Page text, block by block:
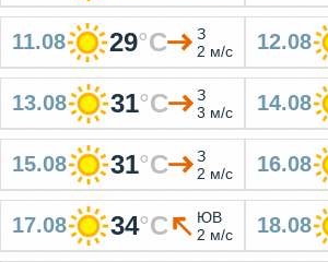
11.08 29°C
З
2 м/с
12.08
13.08 31°C
З
3 м/с
14.08
15.08 31°C
З
2 м/с
16.08
17.08 34°C
ЮВ
2 м/с
18.08